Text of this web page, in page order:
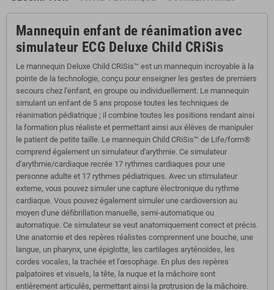
Mannequin enfant de réanimation avec
simulateur ECG Deluxe Child CRiSis
Le mannequin Deluxe Child CRiSis™ est un mannequin incroyable à la
pointe de la technologie, conçu pour enseigner les gestes de premiers
secours chez l'enfant, en groupe ou individuellement. Le mannequin
simulant un enfant de 5 ans propose toutes les techniques de
réanimation pédiatrique ; il combine toutes les positions rendant ainsi
la formation plus réaliste et permettant ainsi aux élèves de manipuler
le patient de petite taille. Le mannequin Child CRiSis™ de Life/form®
comprend également un simulateur d'arythmie. Ce simulateur
d'arythmie/cardiaque recrée 17 rythmes cardiaques pour une
personne adulte et 17 rythmes pédiatriques. Avec un stimulateur
externe, vous pouvez simuler une capture électronique du rythme
cardiaque. Vous pouvez également simuler une cardioversion au
moyen d'une défibrillation manuelle, semi-automatique ou
automatique. Ce simulateur se veut anatomiquement correct et précis.
Une anatomie et des repères réalistes comprennent une bouche, une
langue, un pharynx, une épiglotte, les cartilages aryténoïdes, les
cordes vocales, la trachée et l'œsophage. En plus des repères
palpatoires et visuels, la tête, la nuque et la mâchoire sont
entièrement articulés, permettant ainsi la protrusion de la mâchoire.